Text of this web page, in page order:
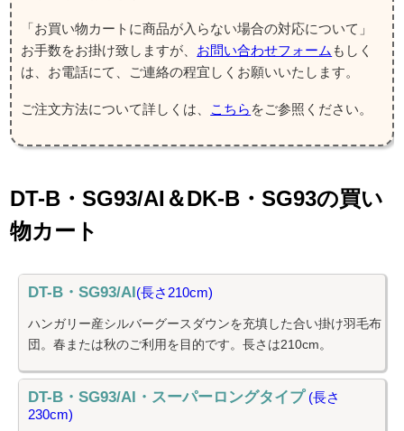
「お買い物カートに商品が入らない場合の対応について」
お手数をお掛け致しますが、 お問い合わせフォーム もしく
は、お電話にて、ご連絡の程宜しくお願いいたします。
ご注文方法について詳しくは、 こちら をご参照ください。
DT-B・SG93/AI＆DK-B・SG93の買い
物カート
DT-B・SG93/AI(長さ210cm)
ハンガリー産シルバーグースダウンを充填した合い掛け羽毛布
団。春または秋のご利用を目的です。長さは210cm。
DT-B・SG93/AI・スーパーロングタイプ(長さ
230cm)